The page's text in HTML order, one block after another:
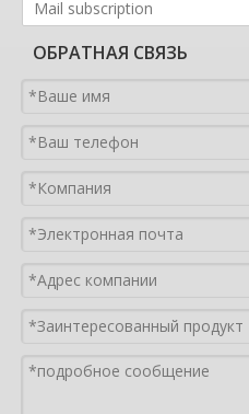
ОБРАТНАЯ СВЯЗЬ